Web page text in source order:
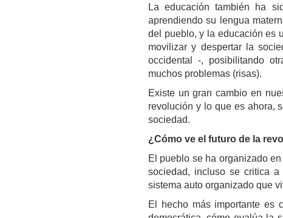
La educación también ha
aprendiendo su lengua
del pueblo, y la educación es
movilizar y despertar la
occidental -, posibilitando
muchos problemas (risas).
Existe un gran cambio en
revolución y lo que es ahora,
sociedad.
¿Cómo ve el futuro de la
El pueblo se ha organizado
sociedad, incluso se critica a
sistema auto organizado que
El hecho más importante es